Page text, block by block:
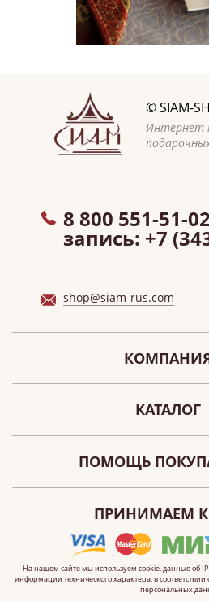
©SIAM-
Интернет-
8 800 551-51-
запись: +7
shop@siam-rus.com
О нас
Акции
Новости
Наши
КАТАЛОГ
Подарочные
ПОМОЩЬ
Оплата
Как сделать
Публичная
Что такое электронный
ПРИНИМАЕМ К
На нашем сайте мы используем cookie, данныеоб
информации технического характера, в соответствии
персональных